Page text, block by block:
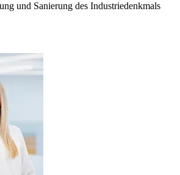
und Sanierung des Industriedenkmals